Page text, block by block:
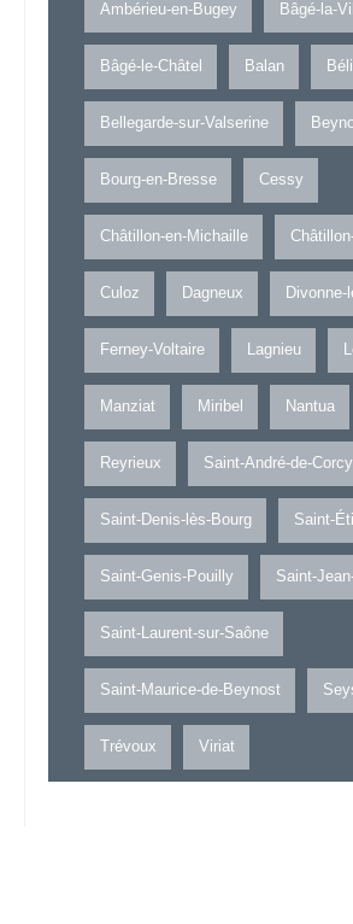
Ambérieu-en-Bugey Bâgé-la-
Bâgé-le-Châtel Balan
Bellegarde-sur-Valserine
Bourg-en-Bresse Cessy
Châtillon-en-Michaille
Culoz Dagneux Divonne-
Ferney-Voltaire Lagnieu
Manziat Miribel Nantua
Reyrieux Saint-André-de-Corcy
Saint-Denis-lès-Bourg Saint-
Saint-Genis-Pouilly Saint-
Saint-Laurent-sur-Saône
Saint-Maurice-de-Beynost
Trévoux Viriat